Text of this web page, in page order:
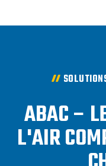
ABAC –
L'AIR